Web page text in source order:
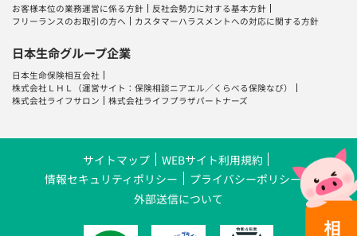
お客様本位の業務運営に係る方針
反社会勢力に対する基本方針
フリーランスのお取引の方へ
カスタマーハラスメントへの対応に関する方針
日本生命グループ企業
日本生命保険相互会社
株式会社ＬＨＬ （運営サイト：保険相談ニアエル／ くらべる保険なび）
株式会社ライフサロン
株式会社ライフプラザパートナーズ
サイトマップ
WEBサイト利用規約
情報セキュリティポリシー
プライバシーポリシー
外部送信について